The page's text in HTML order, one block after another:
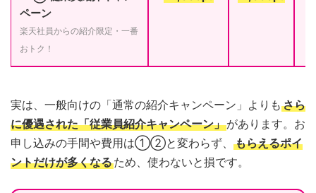
ペーン
楽天社員からの紹介限定・一番
おトク！
実は、一般向けの「通常の紹介キャンペーン」よりも さら
に優遇された「従業員紹介キャンペーン」があります。お
申し込みの手間や費用は①②と変わらず、 もらえるポイ
ントだけが多くなるため、使わないと損です。